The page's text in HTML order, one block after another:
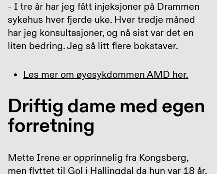
- I tre år har jeg fått injeksjoner på Drammen
sykehus hver fjerde uke. Hver tredje måned
har jeg konsultasjoner, og nå sist var det en
liten bedring. Jeg så litt flere bokstaver.
Les mer om øyesykdommen AMD her.
Driftig dame med egen
forretning
Mette Irene er opprinnelig fra Kongsberg,
men flyttet til Gol i Hallingdal da hun var 18 år,